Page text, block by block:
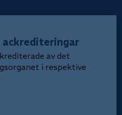
av det
i respektive